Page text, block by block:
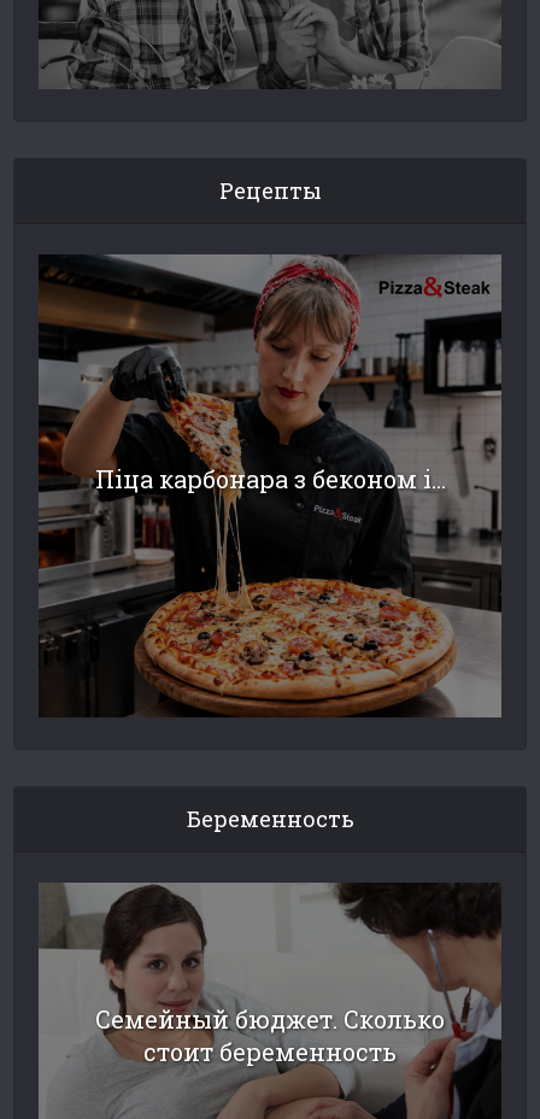
Рецепты
Піца карбонара з беконом і...
Беременность
Семейный бюджет. Сколько
стоит беременность